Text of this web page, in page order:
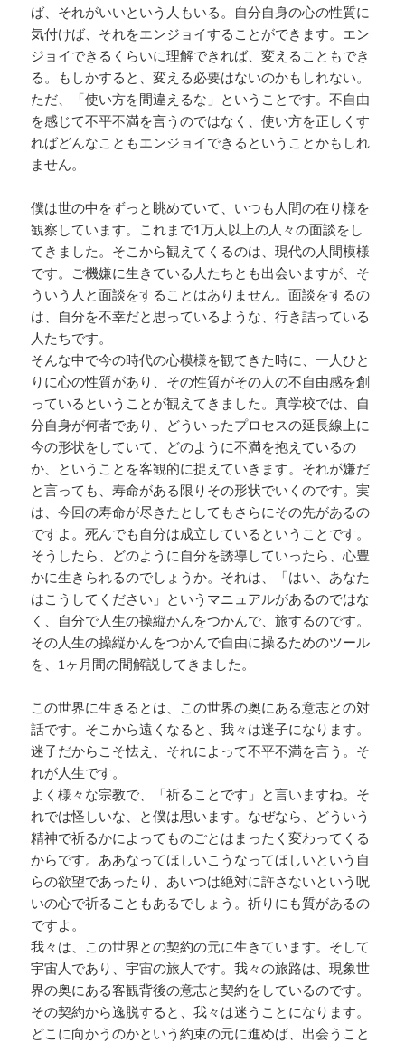
ば、それがいいという人もいる。自分自身の心の性質に
気付けば、それをエンジョイすることができます。エン
ジョイできるくらいに理解できれば、変えることもでき
る。もしかすると、変える必要はないのかもしれない。
ただ、「使い方を間違えるな」ということです。不自由
を感じて不平不満を言うのではなく、使い方を正しくす
ればどんなこともエンジョイできるということかもしれ
ません。
僕は世の中をずっと眺めていて、いつも人間の在り様を
観察しています。これまで1万人以上の人々の面談をし
てきました。そこから観えてくるのは、現代の人間模様
です。ご機嫌に生きている人たちとも出会いますが、そ
ういう人と面談をすることはありません。面談をするの
は、自分を不幸だと思っているような、行き詰っている
人たちです。
そんな中で今の時代の心模様を観てきた時に、一人ひと
りに心の性質があり、その性質がその人の不自由感を創
っているということが観えてきました。真学校では、自
分自身が何者であり、どういったプロセスの延長線上に
今の形状をしていて、どのように不満を抱えているの
か、ということを客観的に捉えていきます。それが嫌だ
と言っても、寿命がある限りその形状でいくのです。実
は、今回の寿命が尽きたとしてもさらにその先があるの
ですよ。死んでも自分は成立しているということです。
そうしたら、どのように自分を誘導していったら、心豊
かに生きられるのでしょうか。それは、「はい、あなた
はこうしてください」というマニュアルがあるのではな
く、自分で人生の操縦かんをつかんで、旅するのです。
その人生の操縦かんをつかんで自由に操るためのツール
を、1ヶ月間の間解説してきました。
この世界に生きるとは、この世界の奥にある意志との対
話です。そこから遠くなると、我々は迷子になります。
迷子だからこそ怯え、それによって不平不満を言う。そ
れが人生です。
よく様々な宗教で、「祈ることです」と言いますね。そ
れでは怪しいな、と僕は思います。なぜなら、どういう
精神で祈るかによってものごとはまったく変わってくる
からです。ああなってほしいこうなってほしいという自
らの欲望であったり、あいつは絶対に許さないという呪
いの心で祈ることもあるでしょう。祈りにも質があるの
ですよ。
我々は、この世界との契約の元に生きています。そして
宇宙人であり、宇宙の旅人です。我々の旅路は、現象世
界の奥にある客観背後の意志と契約をしているのです。
その契約から逸脱すると、我々は迷うことになります。
どこに向かうのかという約束の元に進めば、出会うこと